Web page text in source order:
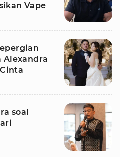
Vape
Alexandra
soal